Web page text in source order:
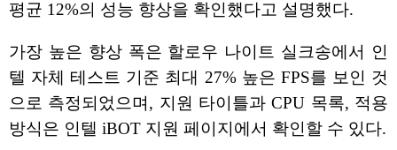
평균 12%의 성능 향상을 확인했다고 설명했다.
가장 높은 향상 폭은 할로우 나이트 실크송에서 인
텔 자체 테스트 기준 최대 27% 높은 FPS를 보인 것
으로 측정되었으며, 지원 타이틀과 CPU 목록, 적용
방식은 인텔 iBOT 지원 페이지에서 확인할 수 있다.